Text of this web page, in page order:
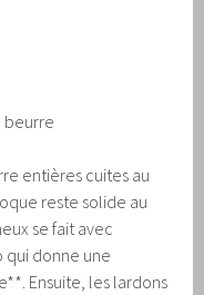
beurre
entières cuites au
reste solide au
se fait avec
donne une
Ensuite, les lardons